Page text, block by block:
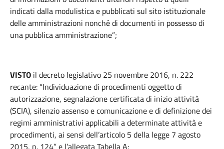
indicati dalla modulistica e pubblicati sul sito istituzionale
delle amministrazioni nonché di documenti in possesso di
una pubblica amministrazione”;
VISTO il decreto legislativo 25 novembre 2016, n. 222
recante: “Individuazione di procedimenti oggetto di
autorizzazione, segnalazione certificata di inizio attività
(SCIA), silenzio assenso e comunicazione e di definizione dei
regimi amministrativi applicabili a determinate attività e
procedimenti, ai sensi dell’articolo 5 della legge 7 agosto
2015, n. 124” e l’allegata Tabella A;